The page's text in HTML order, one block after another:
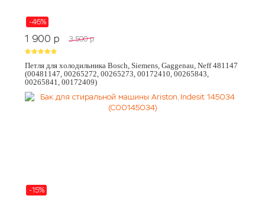
-46%
1 900 p 3 500 p
Петля для холодильника Bosch, Siemens, Gaggenau, Neff 481147
(00481147, 00265272, 00265273, 00172410, 00265843,
00265841, 00172409)
-15%